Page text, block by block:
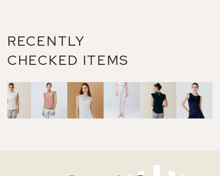
RECENTLY
CHECKED ITEMS